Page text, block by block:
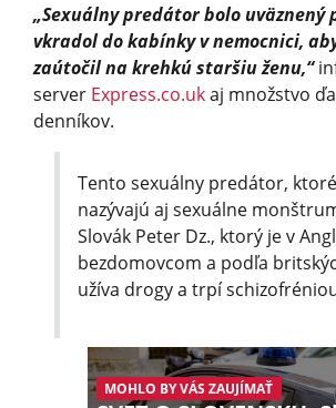
„Sexuálny predátor bolo uväznený
vkradol do kabínky v nemocnici,
zaútočil na krehkú staršiu ženu,“
server Express.co.ukaj množstvo
denníkov.
Tento sexuálny predátor,
nazývajú aj sexuálne
Slovák Peter Dz., ktorý je v
bezdomovcom a podľa
užíva drogy a trpí
MOHLO BY VÁS ZAUJÍMAŤ